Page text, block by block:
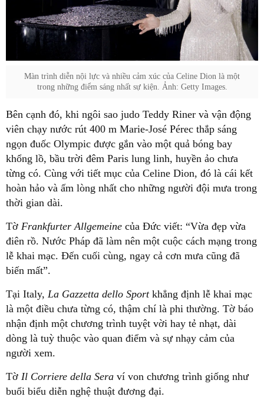
Màn trình diễn nội lực và nhiều cảm xúc của Celine Dion là một
trong những điểm sáng nhất sự kiện. Ảnh: Getty Images.
Bên cạnh đó, khi ngôi sao judo Teddy Riner và vận động
viên chạy nước rút 400 m Marie-José Pérec thắp sáng
ngọn đuốc Olympic được gắn vào một quả bóng bay
khổng lồ, bầu trời đêm Paris lung linh, huyền ảo chưa
từng có. Cùng với tiết mục của Celine Dion, đó là cái kết
hoàn hảo và ấm lòng nhất cho những người đội mưa trong
thời gian dài.
Tờ Frankfurter Allgemeine của Đức viết: “Vừa đẹp vừa
điên rồ. Nước Pháp đã làm nên một cuộc cách mạng trong
lễ khai mạc. Đến cuối cùng, ngay cả cơn mưa cũng đã
biến mất”.
Tại Italy, La Gazzetta dello Sport khẳng định lễ khai mạc
là một điều chưa từng có, thậm chí là phi thường. Tờ báo
nhận định một chương trình tuyệt vời hay tẻ nhạt, dài
dòng là tuỳ thuộc vào quan điểm và sự nhạy cảm của
người xem.
Tờ Il Corriere della Sera ví von chương trình giống như
buổi biểu diễn nghệ thuật đương đại.